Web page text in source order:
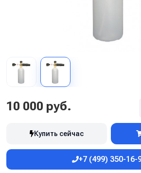
10 000 руб.
Купить сейчас
+7 (499) 350-16-